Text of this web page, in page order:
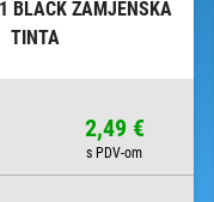
BLACK ZAMJENSKA
TINTA
2,49 €